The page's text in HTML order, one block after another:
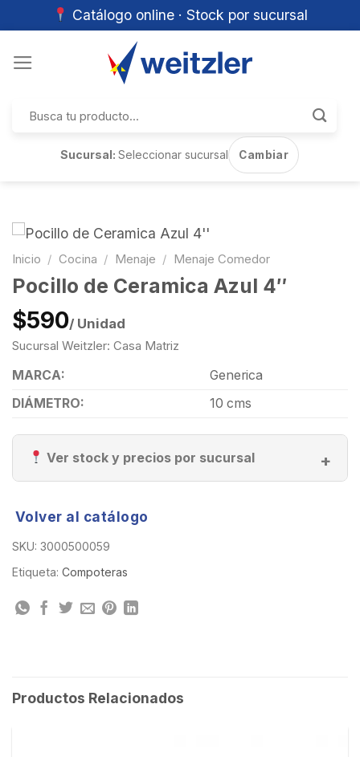
Catálogo online · Stock por sucursal
por:
Sucursal:Seleccionar sucursal Cambiar
Inicio / Cocina / Menaje / Menaje Comedor
Pocillo de Ceramica Azul 4″
$590/ Unidad
Sucursal Weitzler: Casa Matriz
MARCA:
Generica
DIÁMETRO:
10 cms
Ver stock y precios por sucursal
Volver al catálogo
SKU: 3000500059
Etiqueta: Compoteras
Productos Relacionados